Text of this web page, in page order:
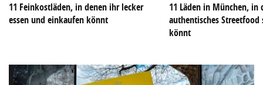
11 Feinkostläden, in denen ihr lecker
essen und einkaufen könnt
11 Läden in München, in
authentisches Streetfood
könnt